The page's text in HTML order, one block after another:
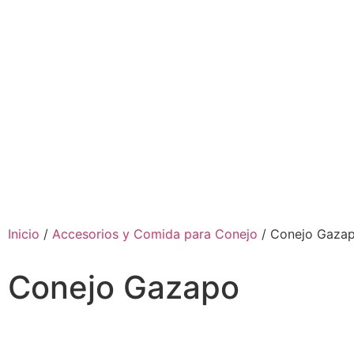
Inicio / Accesorios y Comida para Conejo / Conejo
Conejo Gazapo